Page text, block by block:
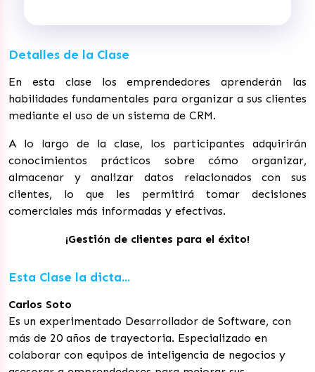
Detalles de la Clase
En esta clase los emprendedores aprenderán las
habilidades fundamentales para organizar a sus clientes
mediante el uso de un sistema de CRM.
A lo largo de la clase, los participantes adquirirán
conocimientos prácticos sobre cómo organizar,
almacenar y analizar datos relacionados con sus
clientes, lo que les permitirá tomar decisiones
comerciales más informadas y efectivas.
¡Gestión de clientes para el éxito!
Esta Clase la dicta...
Carlos Soto
Es un experimentado Desarrollador de Software, con
más de 20 años de trayectoria. Especializado en
colaborar con equipos de inteligencia de negocios y